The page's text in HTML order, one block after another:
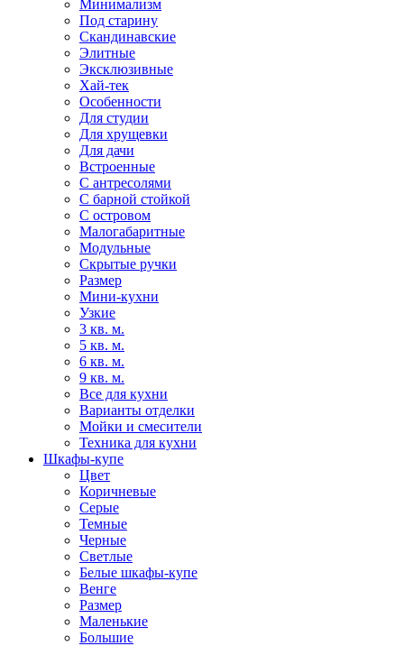
Минимализм
Под старину
Скандинавские
Элитные
Эксклюзивные
Хай-тек
Особенности
Для студии
Для хрущевки
Для дачи
Встроенные
С антресолями
С барной стойкой
С островом
Малогабаритные
Модульные
Скрытые ручки
Размер
Мини-кухни
Узкие
3 кв. м.
5 кв. м.
6 кв. м.
9 кв. м.
Все для кухни
Варианты отделки
Мойки и смесители
Техника для кухни
Шкафы-купе
Цвет
Коричневые
Серые
Темные
Черные
Светлые
Белые шкафы-купе
Венге
Размер
Маленькие
Большие